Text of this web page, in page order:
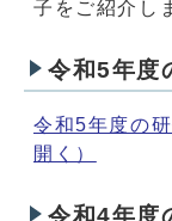
子をご紹介し
令和5年度
令和5年度の
開く）
令和4年度